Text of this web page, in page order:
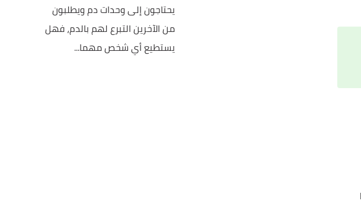
يحتاجون إلى وحدات دم ويطلبون
من الآخرين التبرع لهم بالدم، فهل
يستطيع أي شخص مهما...